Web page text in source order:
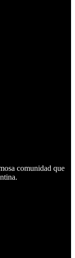
comunidad que